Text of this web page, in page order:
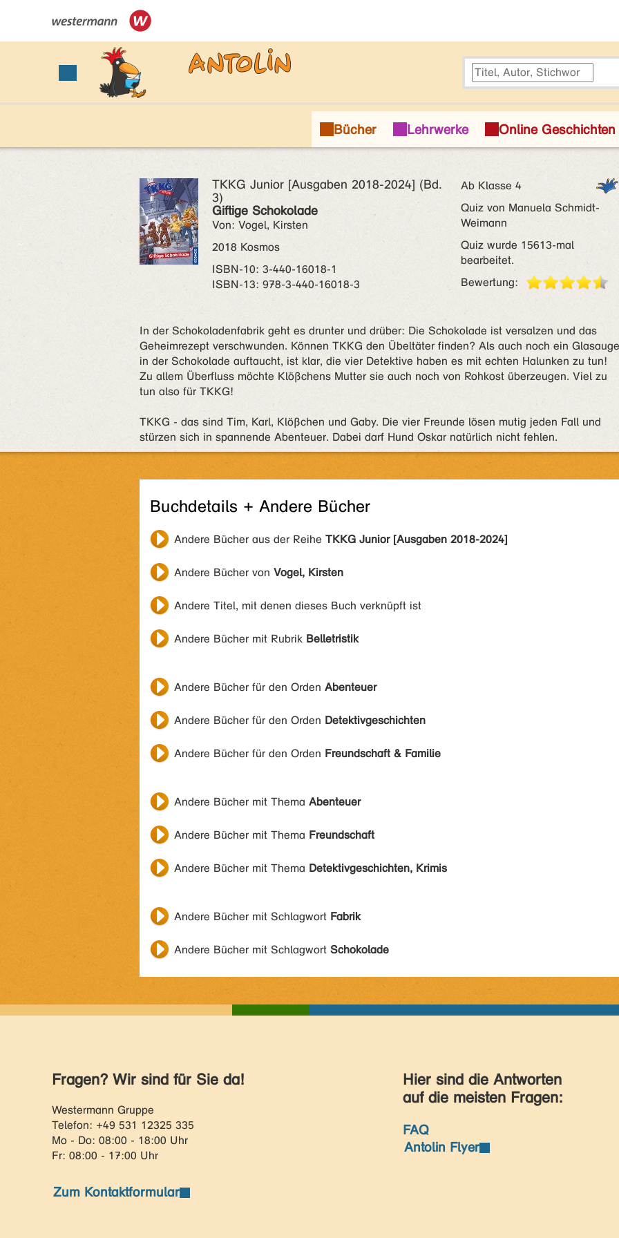
TKKG Junior [Ausgaben 2018-2024] (Bd.
3)
Giftige Schokolade
Von: Vogel, Kirsten
2018 Kosmos
ISBN‑10: 3-440-16018-1
ISBN‑13: 978-3-440-16018-3
Ab Klasse 4
Quiz von Manuela Schmidt-
Weimann
Quiz wurde 15613-mal
bearbeitet.
Bewertung:
In der Schokoladenfabrik geht es drunter und drüber: Die Schokolade ist versalzen und das
Geheimrezept verschwunden. Können TKKG den Übeltäter finden? Als auch noch ein Glasauge
in der Schokolade auftaucht, ist klar, die vier Detektive haben es mit echten Halunken zu tun!
Zu allem Überfluss möchte Klößchens Mutter sie auch noch von Rohkost überzeugen. Viel zu
tun also für TKKG!
TKKG - das sind Tim, Karl, Klößchen und Gaby. Die vier Freunde lösen mutig jeden Fall und
stürzen sich in spannende Abenteuer. Dabei darf Hund Oskar natürlich nicht fehlen.
Buchdetails + Andere Bücher
Andere Bücher aus der Reihe TKKG Junior [Ausgaben 2018-2024]
Andere Bücher von Vogel, Kirsten
Andere Titel, mit denen dieses Buch verknüpft ist
Andere Bücher mit Rubrik Belletristik
Andere Bücher für den Orden Abenteuer
Andere Bücher für den Orden Detektivgeschichten
Andere Bücher für den Orden Freundschaft & Familie
Andere Bücher mit Thema Abenteuer
Andere Bücher mit Thema Freundschaft
Andere Bücher mit Thema Detektivgeschichten, Krimis
Andere Bücher mit Schlagwort Fabrik
Andere Bücher mit Schlagwort Schokolade